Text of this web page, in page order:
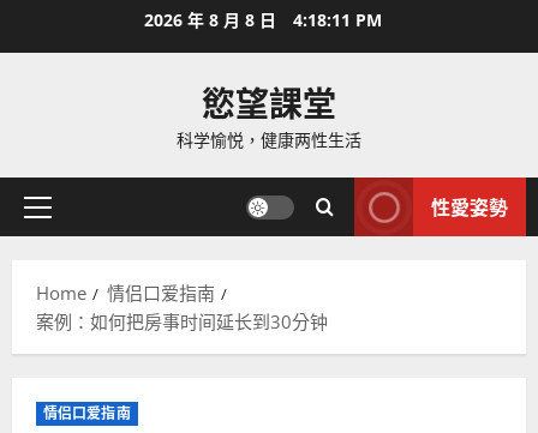
2026 年 8 月 8 日 4:18:12 PM
慾望課堂
科学愉悦，健康两性生活
Primary
性愛姿勢
Home
情侣口爱指南
案例：如何把房事时间延长到30分钟
情侣口爱指南